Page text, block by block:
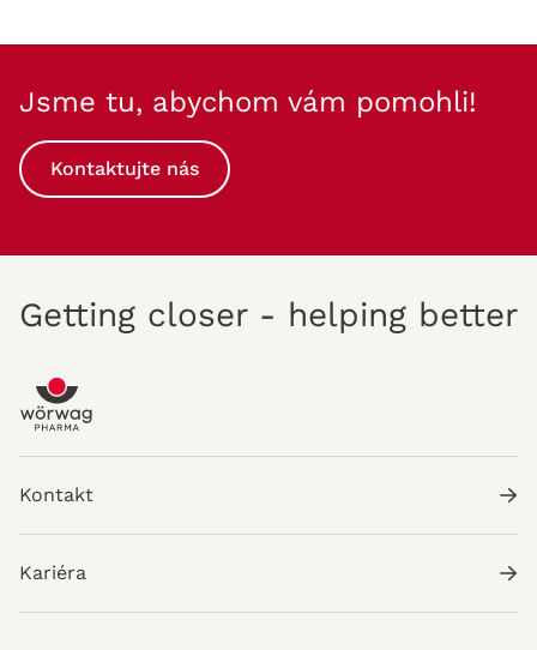
Jsme tu, abychom vám pomohli!
Kontaktujte nás
Getting closer - helping better
Kontakt
Kariéra